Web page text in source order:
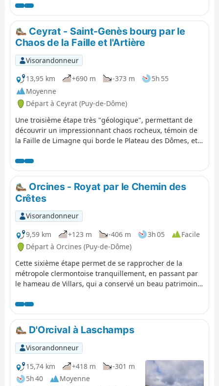
promontoire du Rocher du Salut, puis à travers les rues
et le parc du quartier thermal, riche d'une belle
architecture balnéaire. Enfin, l'itinéraire de retour sur
Clermont permet de découvrir le centre de Chamalières.
Ceyrat - Saint-Genès bourg par le
Chaos de la Faille et l'Artière
Visorandonneur
13,95 km
+690 m -373 m
5h 55
Moyenne
Départ à Ceyrat (Puy-de-Dôme)
Une troisième étape très "géologique", permettant de
découvrir un impressionnant chaos rocheux, témoin de
la Faille de Limagne qui borde le Plateau des Dômes, et
de poursuivre la découverte de Ceyrat par la visite de
son deuxième bourg ancien, Boisséjour.
Orcines - Royat par le Chemin des
Crêtes
Visorandonneur
9,59 km
+123 m -406 m 3h 05
Facile
Départ à Orcines (Puy-de-Dôme)
Cette sixième étape permet de se rapprocher de la
métropole clermontoise tranquillement, en passant par
le hameau de Villars, qui a conservé un beau patrimoine
Crêtes, en balcon du la vallée de la Tiretaine, pour
rejoindre le vieux bourg de Royat.
D'Orcival à Laschamps
Visorandonneur
15,74 km
+418 m
-301 m
5h 40
Moyenne